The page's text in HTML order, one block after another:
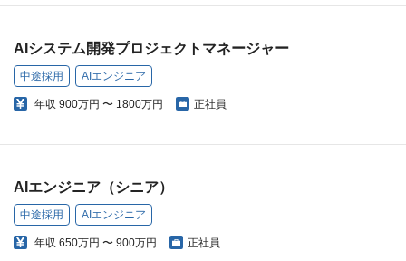
AIシステム開発プロジェクトマネージャー
中途採用 AIエンジニア
年収 900万円 〜 1800万円 正社員
AIエンジニア（シニア）
中途採用 AIエンジニア
年収 650万円 〜 900万円 正社員